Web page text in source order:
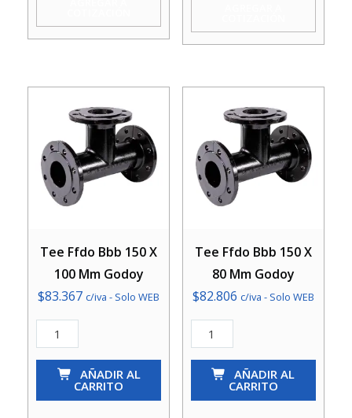
Godoy
Godoy
Tee Ffdo Bbb 150 X
100 Mm Godoy
$83.367 c/iva - Solo WEB
Tee
Ffdo
AÑADIR AL
CARRITO
Tee Ffdo Bbb 150 X
80 Mm Godoy
$82.806 c/iva - Solo WEB
Tee
Ffdo
Bbb
AÑADIR AL
CARRITO